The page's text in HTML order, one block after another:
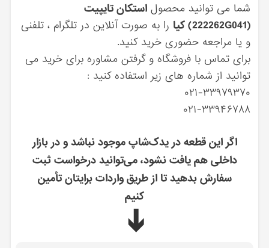
شما می توانید محصولاستكان تايپيت
(222262G041) کیا
را به صورت آنلاین در تلگرام ، تلفنی
و یا مراجعه حضوری خرید کنید.
برای تماس با فروشگاه و گرفتن مشاوره برای خرید می
توانید از شماره های زیر استفاده کنید :
۰۲۱-۳۳۹۷۹۳۷۰
۰۲۱-۳۳۹۴۶۷۸۸
اگر این قطعه در یدک‌شاپ موجود نباشد و در بازار
داخلی هم یافت نشود، می‌توانید درخواست ثبت
سفارش بدهید تا از طریق واردات برایتان تأمین
کنیم
➔